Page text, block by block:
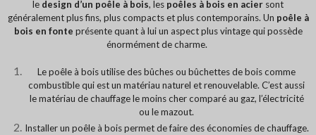
le design d’un poêle à bois, les poêles à bois en acier sont
généralement plus fins, plus compacts et plus contemporains. Un poêle à
bois en fonte présente quant à lui un aspect plus vintage qui possède
énormément de charme.
Le poêle à bois utilise des bûches ou bûchettes de bois comme
combustible qui est un matériau naturel et renouvelable. C’est aussi
le matériau de chauffage le moins cher comparé au gaz, l’électricité
ou le mazout.
Installer un poêle à bois permet de faire des économies de chauffage.